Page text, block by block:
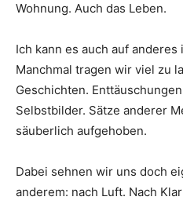
Wohnung. Auch das Leben.
Ich kann es auch auf
Manchmal tragen wir viel zu
Geschichten.
Selbstbilder. Sätze anderer
säuberlich aufgehoben.
Dabei sehnen wir uns doch
anderem: nach Luft. Nach